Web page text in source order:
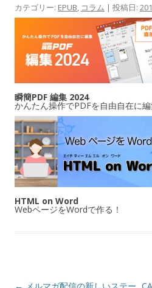
カテゴリー: EPUB, コラム | 投稿日:
瞬簡PDF 編集 2024
かんたん操作でPDFを自由自在に
HTML on Word
WebページをWordで作る！
投稿ナビゲーション
← メルマガ配信の新しいステー